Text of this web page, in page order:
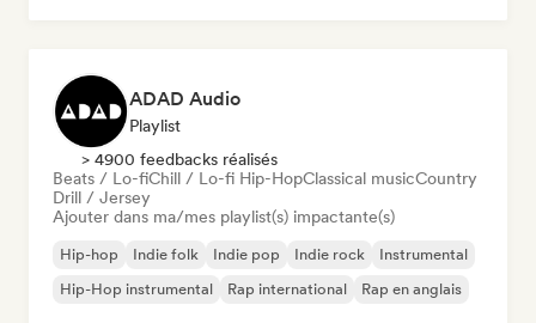
ADAD Audio
Playlist
> 4900 feedbacks réalisés
Beats / Lo-fiChill / Lo-fi Hip-HopClassical musicCountry
Drill / Jersey
Ajouter dans ma/mes playlist(s) impactante(s)
Hip-hop Indie folk Indie pop Indie rock
Instrumental
Hip-Hop instrumental
Rap international Rap en anglais